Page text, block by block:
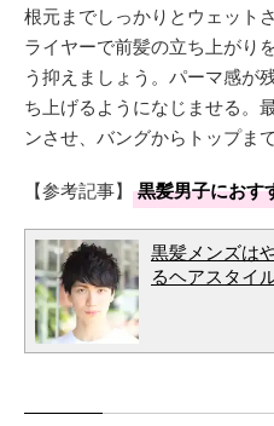
根元までしっかりとウェット
ライヤーで前髪の立ち上がり
う抑えましょう。パーマ感が
ち上げるようになじませる。
ンさせ、バングからトップま
【参考記事】 黒髪男子におす
黒髪メンズは
るヘアスタイ